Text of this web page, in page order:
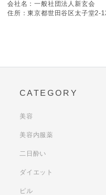
会社名：一般社団法人新玄会
住所：東京都世田谷区太子堂2-
CATEGORY
美容
美容内服薬
二日酔い
ダイエット
ピル